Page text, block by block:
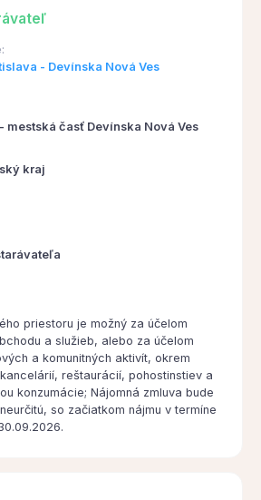
- Devínska Nová Ves
mestská časť Devínska Nová Ves
kraj
priestoru je možný za účelom
a služieb, alebo za účelom
a komunitných aktivít, okrem
reštaurácií, pohostinstiev a
konzumácie; Nájomná zmluva bude
so začiatkom nájmu v termíne